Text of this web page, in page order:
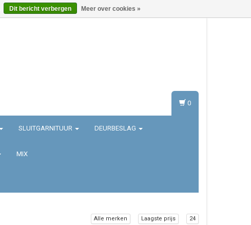
SLUITGARNITUUR DEURBESLAG
MIX
0
Alle merken Laagste prijs 24
Dit bericht verbergen Meer over cookies »